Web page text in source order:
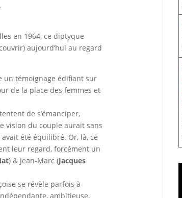
en 1964, ce diptyque
aujourd’hui au regard
un témoignage édifiant sur
de la place des femmes et
de s’émanciper,
vision du couple aurait sans
été équilibré. Or, là, ce
leur regard, forcément un
) & Jean-Marc (Jacques
se révèle parfois à
ambitieuse,